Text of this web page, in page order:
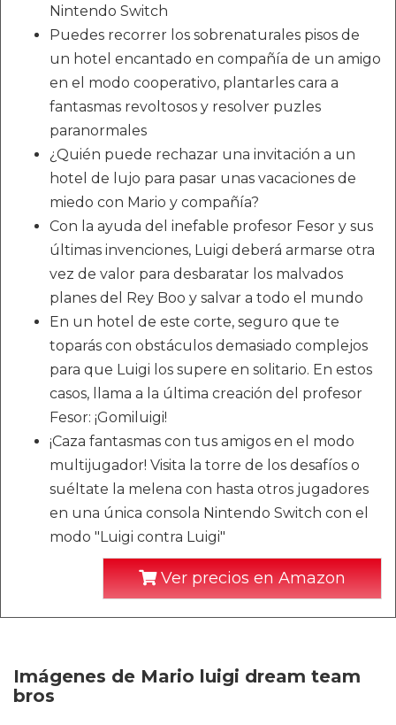
Nintendo Switch
Puedes recorrer los sobrenaturales pisos de
un hotel encantado en compañía de un amigo
en el modo cooperativo, plantarles cara a
fantasmas revoltosos y resolver puzles
paranormales
¿Quién puede rechazar una invitación a un
hotel de lujo para pasar unas vacaciones de
miedo con Mario y compañía?
Con la ayuda del inefable profesor Fesor y sus
últimas invenciones, Luigi deberá armarse otra
vez de valor para desbaratar los malvados
planes del Rey Boo y salvar a todo el mundo
En un hotel de este corte, seguro que te
toparás con obstáculos demasiado complejos
para que Luigi los supere en solitario. En estos
casos, llama a la última creación del profesor
Fesor: ¡Gomiluigi!
¡Caza fantasmas con tus amigos en el modo
multijugador! Visita la torre de los desafíos o
suéltate la melena con hasta otros jugadores
en una única consola Nintendo Switch con el
modo "Luigi contra Luigi"
Ver precios en Amazon
Imágenes de Mario luigi dream team
bros